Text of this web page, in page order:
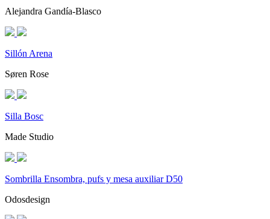
Alejandra Gandía-Blasco
Sillón Arena
Søren Rose
Silla Bosc
Made Studio
Sombrilla Ensombra, pufs y mesa auxiliar D50
Odosdesign